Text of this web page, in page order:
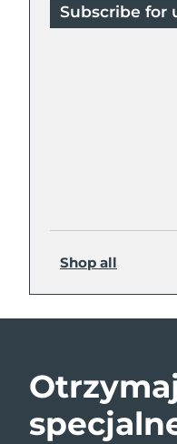
Subscribe for
Shop all